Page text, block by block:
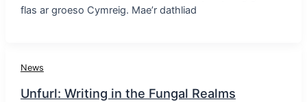
flas ar groeso Cymreig. Mae’r dathliad
News
Unfurl: Writing in the Fungal Realms